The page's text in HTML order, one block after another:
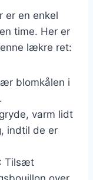
er en enkel
time. Her er
lækre ret:
blomkålen i
varm lidt
indtil de er
: Tilsæt